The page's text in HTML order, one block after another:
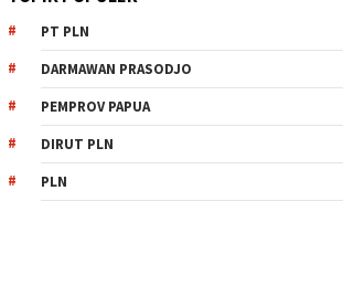
PT PLN
DARMAWAN PRASODJO
PEMPROV PAPUA
DIRUT PLN
PLN